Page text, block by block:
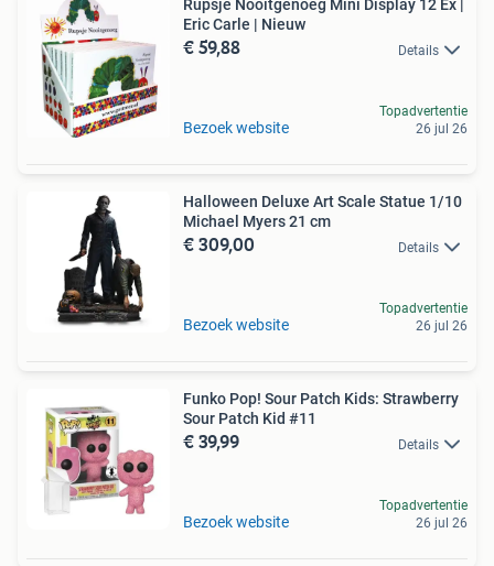
Rupsje Nooitgenoeg Mini Display 12 Ex |
Eric Carle | Nieuw
€ 59,88 Details
Bezoek website
Topadvertentie
26 jul 26
Halloween Deluxe Art Scale Statue 1/10
Michael Myers 21 cm
€ 309,00 Details
Bezoek website
Topadvertentie
26 jul 26
Funko Pop! Sour Patch Kids: Strawberry
Sour Patch Kid #11
€ 39,99 Details
Bezoek website
Topadvertentie
26 jul 26